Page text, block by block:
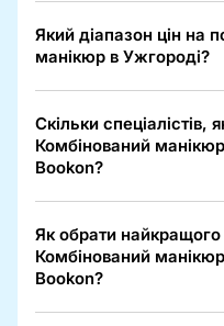
Який діапазон цін на
манікюр в Ужгороді?
Скільки спеціалістів,
Комбінований
Bookon?
Як обрати найкращого
Комбінований
Bookon?